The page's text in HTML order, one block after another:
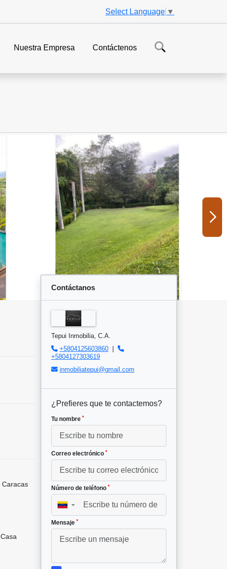
Select Language ▼
Nuestra Empresa Contáctenos
Caracas
Casa
Contáctanos
Tepui Inmobilia, C.A.
+5804125603860
+5804127303619
inmobiliatepui@gmail.com
¿Prefieres que te contactemos?
Tu nombre *
Correo electrónico *
Número de teléfono *
▼
Mensaje *